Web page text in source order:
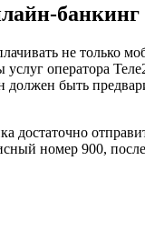
не только
оператора
должен быть
достаточно
номер 900,